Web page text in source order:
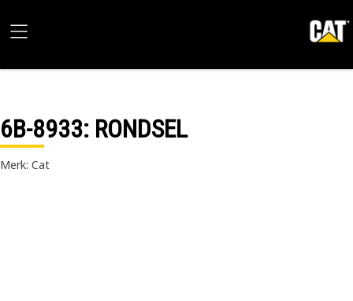
6B-8933: RONDSEL
Merk: Cat